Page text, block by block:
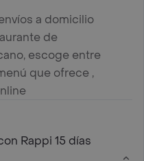
a domicilio
de
escoge entre
que ofrece ,
Rappi 15 días